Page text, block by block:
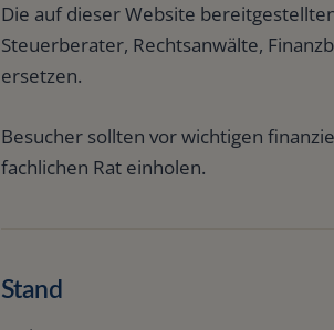
Die auf dieser Website
Steuerberater, Rechtsanwälte,
ersetzen.
Besucher sollten vor wichtigen
fachlichen Rat einholen.
Stand